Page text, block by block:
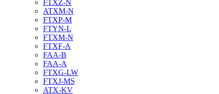
FTXZ-N
ATXM-N
FTXP-M
FTYN-L
FTXM-N
FTXF-A
FAA-B
FAA-A
FTXG-LW
FTXJ-MS
ATX-KV